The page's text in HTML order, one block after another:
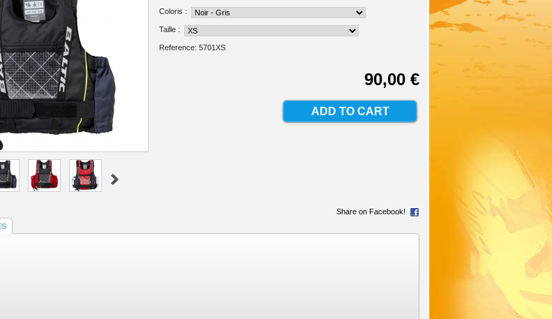
Coloris :
Taille :
Reference: 5701XS
90,00 €
Share on Facebook!